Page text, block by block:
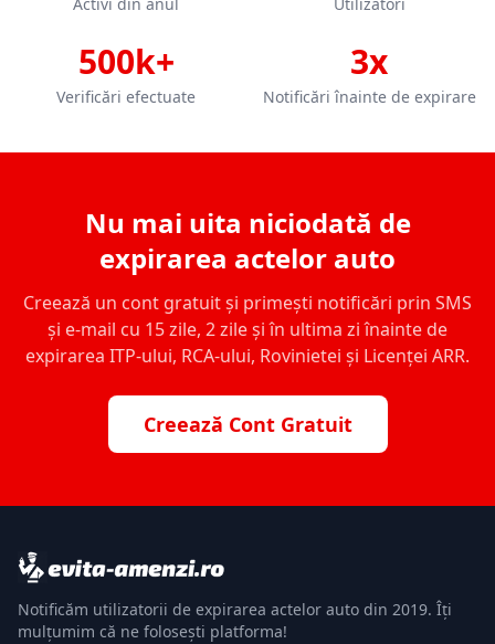
500k+
Verificări efectuate
3x
Notificări înainte de expirare
Nu mai uita niciodată de
expirarea actelor auto
Creează un cont gratuit și primești notificări prin SMS
și e-mail cu 15 zile, 2 zile și în ultima zi înainte de
expirarea ITP-ului, RCA-ului, Rovinietei și Licenței ARR.
Creează Cont Gratuit
Notificăm utilizatorii de expirarea actelor auto din 2019. Îți
mulțumim că ne folosești platforma!